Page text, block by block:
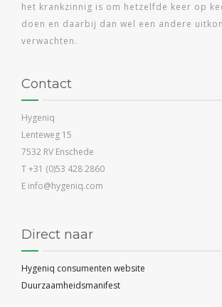
het krankzinnig is om hetzelfde keer op
doen en daarbij dan wel een andere
verwachten.
Contact
Hygeniq
Lenteweg 15
7532 RV Enschede
T +31 (0)53 428 2860
E info@hygeniq.com
Direct naar
Hygeniq consumenten website
Duurzaamheidsmanifest